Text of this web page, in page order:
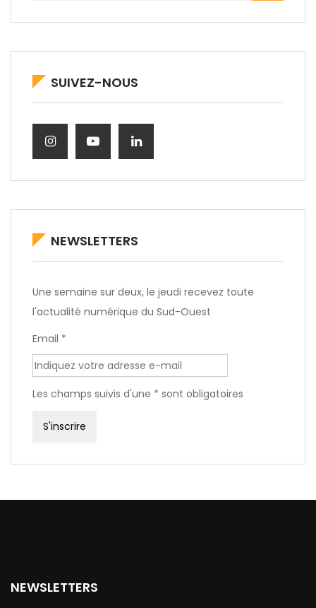
SUIVEZ-NOUS
NEWSLETTERS
Une semaine sur deux, le jeudi recevez toute
l'actualité numérique du Sud-Ouest
Email *
Les champs suivis d'une * sont obligatoires
NEWSLETTERS